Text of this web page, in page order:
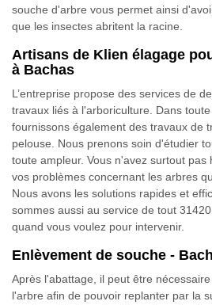
souche d'arbre vous permet ainsi
que les insectes abritent la racine.
Artisans de Klien élagage
à Bachas
L’entreprise propose des services de
travaux liés à l'arboriculture. Dans
fournissons également des travaux de
pelouse. Nous prenons soin d'étudier
toute ampleur. Vous n'avez surtout pas
vos problèmes concernant les arbres
Nous avons les solutions rapides et
sommes aussi au service de tout
quand vous voulez pour intervenir.
Enlèvement de souche -
Après l'abattage, il peut être
l'arbre afin de pouvoir replanter par la